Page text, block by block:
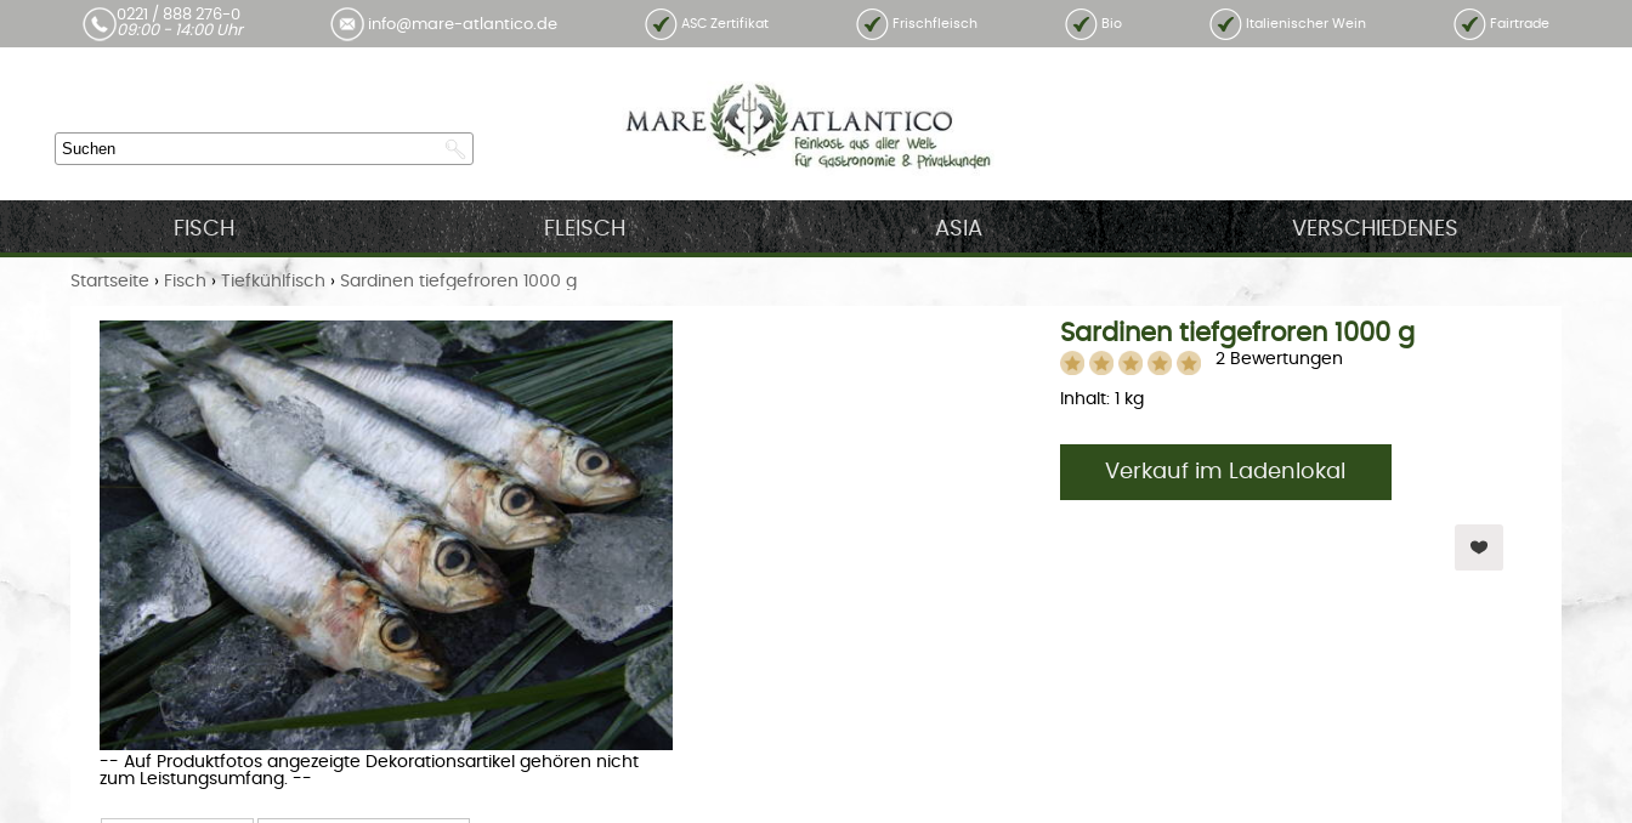
0221 / 888 276-0
09:00 - 14:00 Uhr
info@mare-atlantico.de ASC Zertifikat Frischfleisch Bio Italienischer Wein Fairtrade
FISCH FLEISCH ASIA VERSCHIEDENES
Startseite › Fisch › Tiefkühlfisch › Sardinen tiefgefroren 1000 g
-- Auf Produktfotos angezeigte Dekorationsartikel gehören nicht
zum Leistungsumfang. --
Sardinen tiefgefroren 1000 g
2 Bewertungen
Inhalt: 1 kg
Verkauf im Ladenlokal